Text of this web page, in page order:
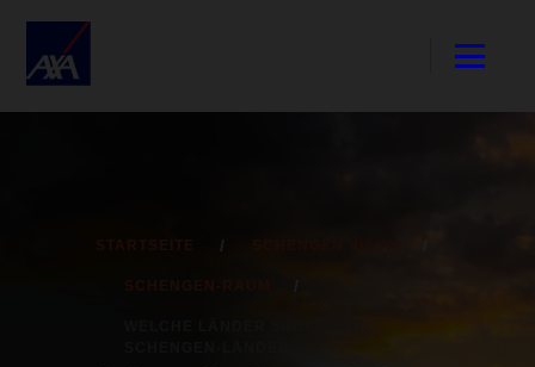
STARTSEITE
SCHENGEN-RAUM